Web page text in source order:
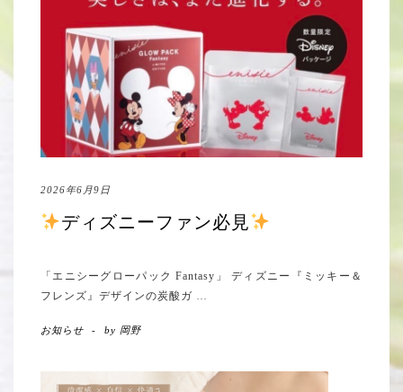
2026年6月9日
ディズニーファン必見
「エニシーグローパック Fantasy」 ディズニー『ミッキー＆
フレンズ』デザインの炭酸ガ
お知らせ - by 岡野